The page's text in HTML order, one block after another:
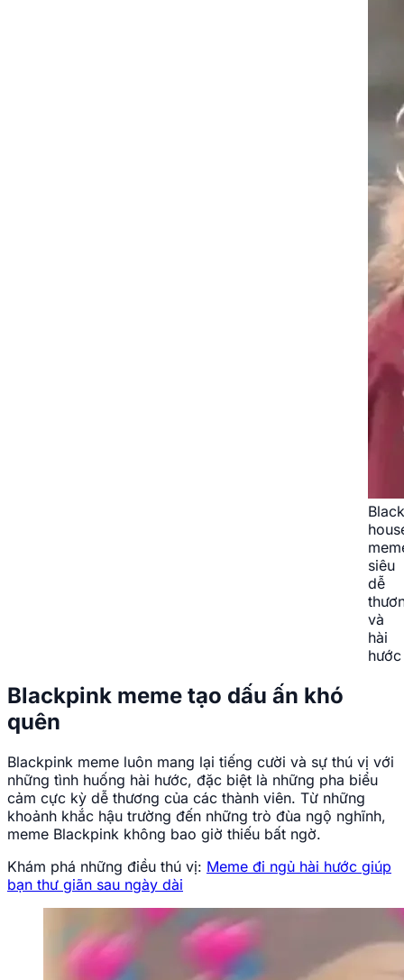
siêu
dễ
và
hài
hước
Blackpink meme tạo dấu ấn khó
quên
Blackpink meme luôn mang lại tiếng cười và sự thú vị với
những tình huống hài hước, đặc biệt là những pha biểu
cảm cực kỳ dễ thương của các thành viên. Từ những
khoảnh khắc hậu trường đến những trò đùa ngộ nghĩnh,
meme Blackpink không bao giờ thiếu bất ngờ.
Khám phá những điều thú vị: Meme đi ngủ hài hước giúp
bạn thư giãn sau ngày dài